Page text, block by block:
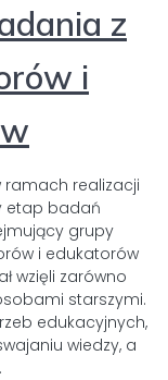
z
i
ramach realizacji
etap badań
grupy
i edukatorów
wzięli zarówno
starszymi.
edukacyjnych,
wiedzy, a